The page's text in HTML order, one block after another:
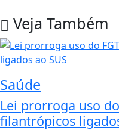
Veja Também
Saúde
Lei prorroga uso
filantrópicos